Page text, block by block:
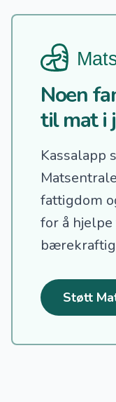
Noen
til mat i
Kassalapp
fattigdom
for å
Støtt